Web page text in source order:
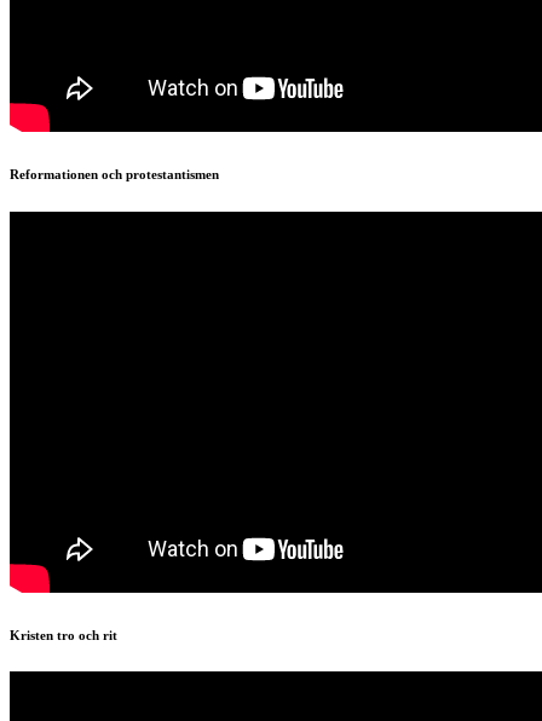
Reformationen och protestantismen
Kristen tro och rit